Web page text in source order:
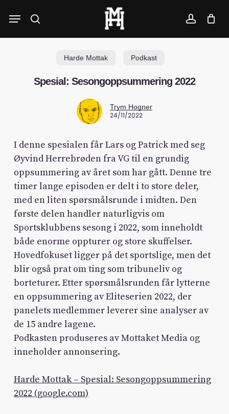
search account
Menu
Harde Mottak Podkast
Spesial: Sesongoppsummering 2022
Trym Hogner
24/11/2022
I denne spesialen får Lars og Patrick med seg
Øyvind Herrebrøden fra VG til en grundig
oppsummering av året som har gått. Denne tre
timer lange episoden er delt i to store deler,
med en liten spørsmålsrunde i midten. Den
første delen handler naturligvis om
Sportsklubbens sesong i 2022, som inneholdt
både enorme oppturer og store skuffelser.
Hovedfokuset ligger på det sportslige, men det
blir også prat om ting som tribuneliv og
borteturer. Etter spørsmålsrunden får lytterne
en oppsummering av Eliteserien 2022, der
panelets medlemmer leverer sine analyser av
de 15 andre lagene.
Podkasten produseres av Mottaket Media og
inneholder annonsering.
Harde Mottak – Spesial: Sesongoppsummering
2022 (google.com)